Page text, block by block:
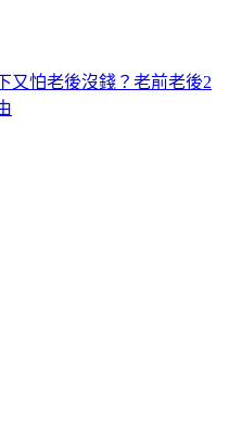
又怕老後沒錢？老前老後2